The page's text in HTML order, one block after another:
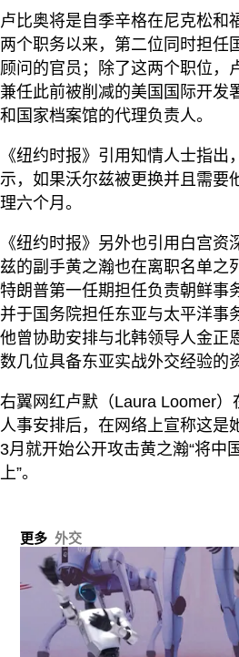
卢比奥将是自季辛格在尼克松和
两个职务以来，第二位同时担任
顾问的官员；除了这两个职位，
兼任此前被削减的美国国际开发
和国家档案馆的代理负责人。
《纽约时报》引用知情人士指出
示，如果沃尔兹被更换并且需要
理六个月。
《纽约时报》另外也引用白宫资
兹的副手黄之瀚也在离职名单之
特朗普第一任期担任负责朝鲜事
并于国务院担任东亚与太平洋事
他曾协助安排与北韩领导人金正
数几位具备东亚实战外交经验的
右翼网红卢默（Laura Loomer）
人事安排后，在网络上宣称这是
3月就开始公开攻击黄之瀚“将中
上”。
更多 外交